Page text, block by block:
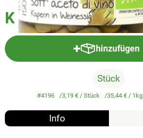
Natur-Drogerie
AllerLiebe
Kapern in Essig
hinzufügen
Produkt
Stück
#4196 3,19 €/ Stück 35,44 €/ 1kg
Info